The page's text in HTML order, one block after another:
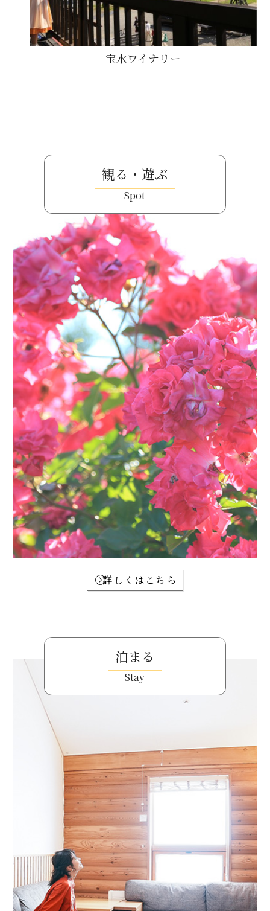
宝水ワイナリー
観る・遊ぶ
Spot
詳しくはこちら
泊まる
Stay